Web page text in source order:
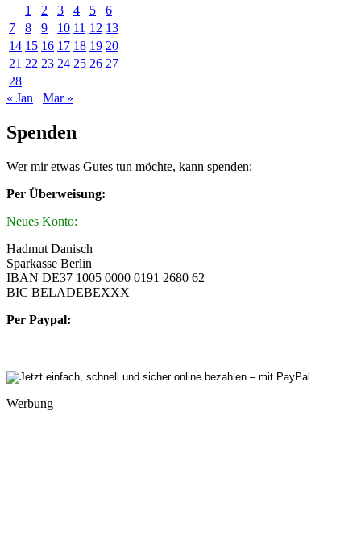
1
2 3 4 5
6
7
8 9 10 11 12 13
14 15 16 17 18 19 20
21 22 23 24 25 26 27
28
« Jan
Mar »
Spenden
Wer mir etwas Gutes tun möchte, kann spenden:
Per Überweisung:
Neues Konto:
Hadmut Danisch
Sparkasse Berlin
IBAN DE37 1005 0000 0191 2680 62
BIC BELADEBEXXX
Per Paypal:
Werbung